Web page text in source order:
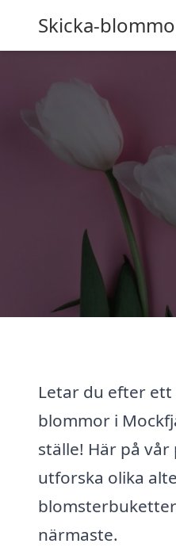
Skicka-
Letar du efter
blommor i
ställe! Här på
utforska olika
närmaste.